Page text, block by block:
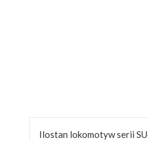
Ilostan lokomotyw serii